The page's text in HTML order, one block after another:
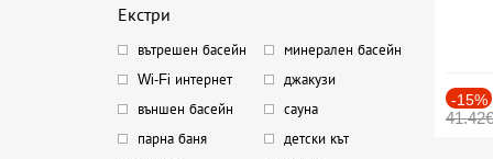
Екстри
вътрешен басейн
минерален басейн
Wi-Fi интернет
джакузи
външен басейн
сауна
парна баня
детски кът
-15%
41.42€